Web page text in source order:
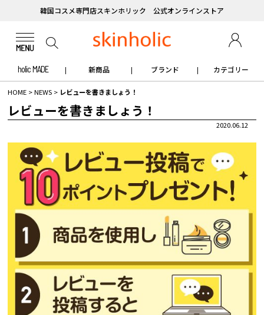
韓国コスメ専門店スキンホリック 公式オンラインストア
holic MADE 新商品 ブランド カテゴリー
HOME >NEWS > レビューを書きましょう！
レビューを書きましょう！
2020.06.12